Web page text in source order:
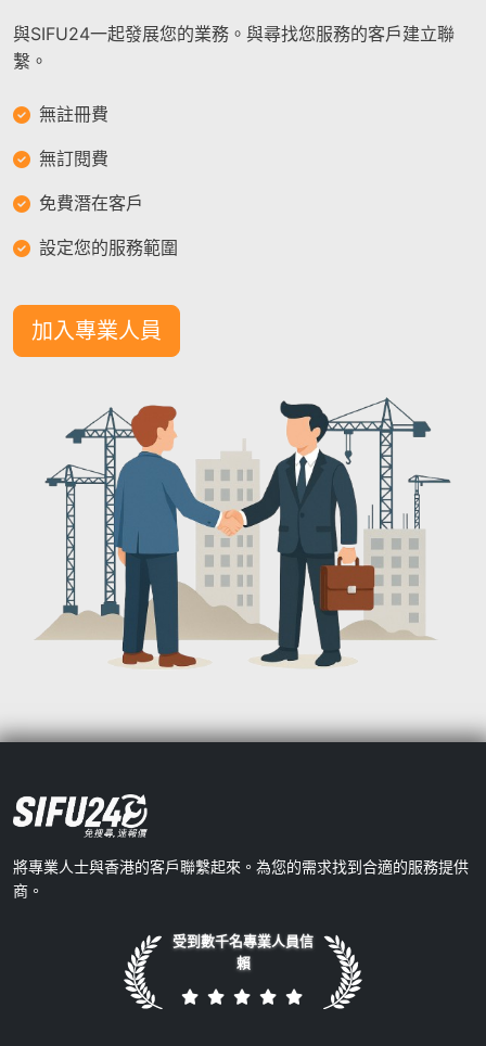
與SIFU24一起發展您的業務。與尋找您服務的客戶建立聯
繫。
無註冊費
無訂閱費
免費潛在客戶
設定您的服務範圍
加入專業人員
將專業人士與香港的客戶聯繫起來。為您的需求找到合適的服務提供
商。
受到數千名專業人員信
賴